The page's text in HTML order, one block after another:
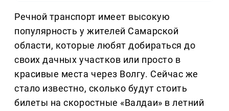
Речной транспорт имеет высокую
популярность у жителей Самарской
области, которые любят добираться до
своих дачных участков или просто в
красивые места через Волгу. Сейчас же
стало известно, сколько будут стоить
билеты на скоростные «Валдаи» в летний